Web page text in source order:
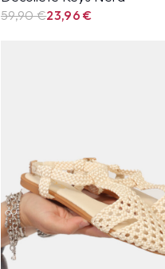
59,90€23,96€